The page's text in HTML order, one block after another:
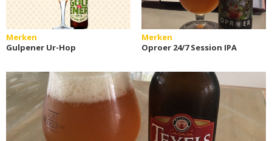
Merken
Gulpener Ur-Hop
Merken
Oproer 24/7 Session IPA